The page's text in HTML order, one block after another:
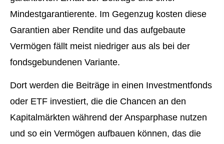
Mindestgarantierente. Im Gegenzug kosten diese
Garantien aber Rendite und das aufgebaute
Vermögen fällt meist niedriger aus als bei der
fondsgebundenen Variante.
Dort werden die Beiträge in einen Investmentfonds
oder ETF investiert, die die Chancen an den
Kapitalmärkten während der Ansparphase nutzen
und so ein Vermögen aufbauen können, das die